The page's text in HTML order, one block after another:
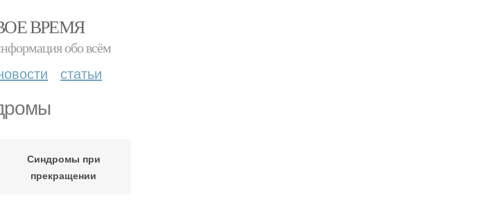
ВРЕМЯ
обо всём
статьи
Синдромы при
прекращении